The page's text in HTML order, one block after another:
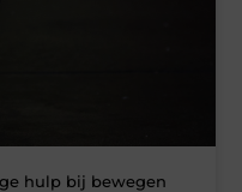
hulp bij bewegen